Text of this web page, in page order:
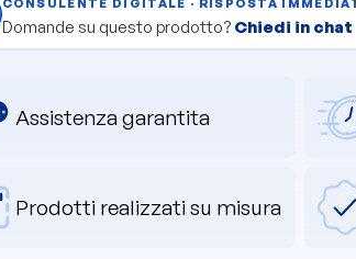
CONSULENTE DIGITALE · RISPOSTA
Domande su questo prodotto? Chiedi in chat
Assistenza garantita
Prodotti realizzati su misura